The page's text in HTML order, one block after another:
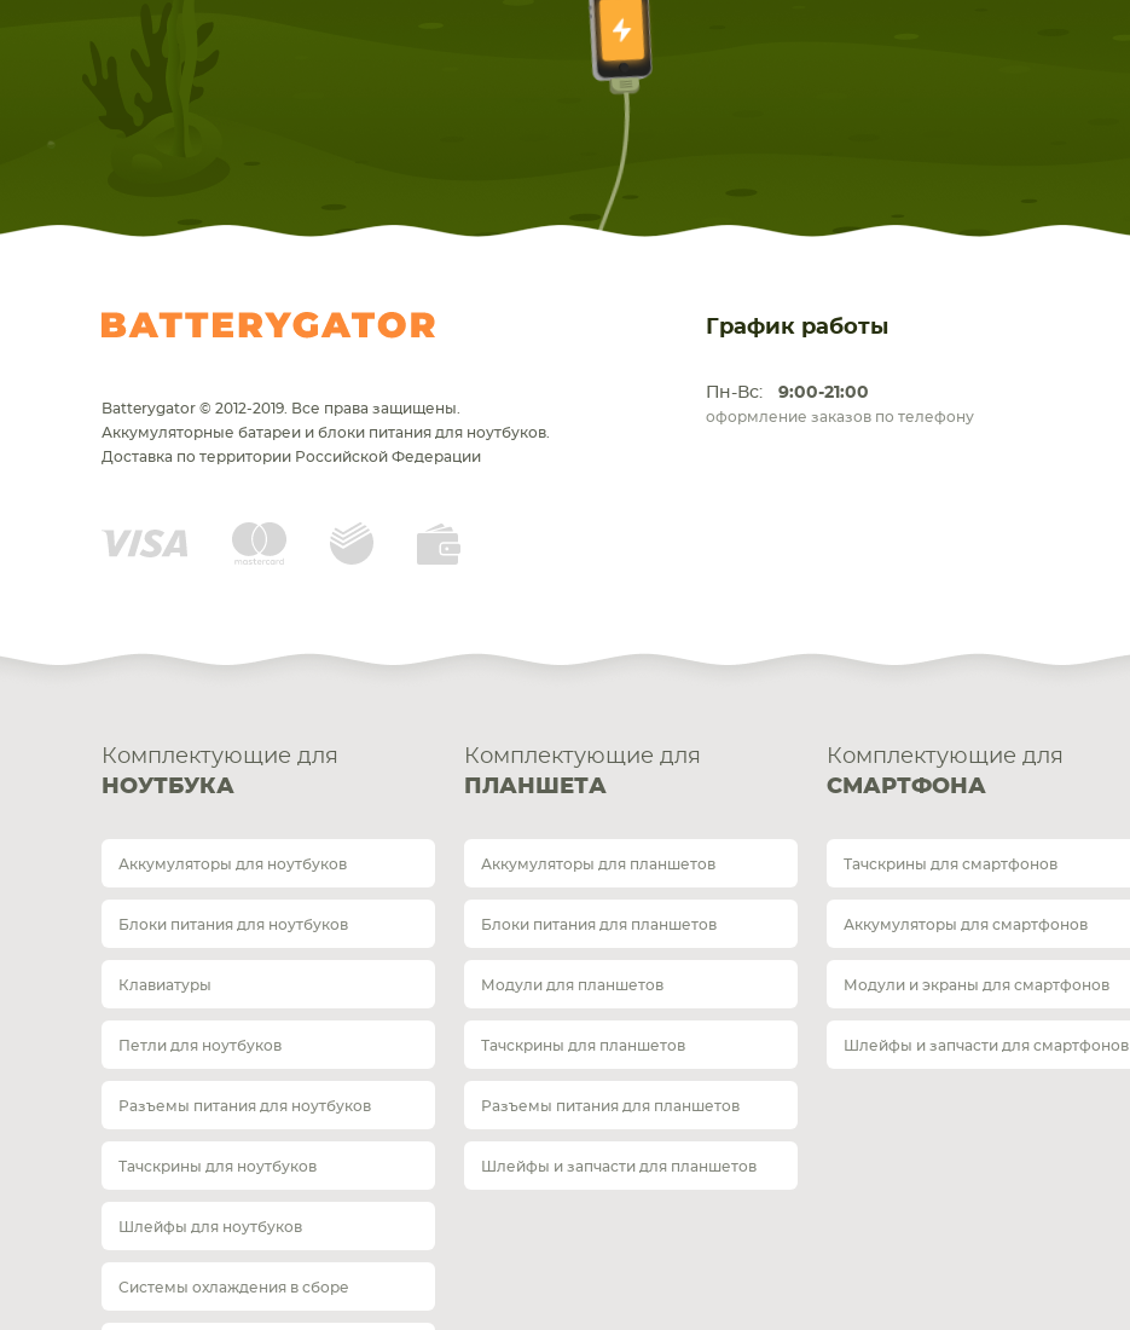
График работы
Пн-Вс: 9:00-21:00
оформление заказов по телефону
Batterygator © 2012-2019. Все права защищены.
Аккумуляторные батареи и блоки питания для ноутбуков.
Доставка по территории Российской Федерации
Комплектующие для
НОУТБУКА
Аккумуляторы для ноутбуков
Блоки питания для ноутбуков
Клавиатуры
Петли для ноутбуков
Разъемы питания для ноутбуков
Тачскрины для ноутбуков
Шлейфы для ноутбуков
Системы охлаждения в сборе
Комплектующие для
ПЛАНШЕТА
Аккумуляторы для планшетов
Блоки питания для планшетов
Модули для планшетов
Тачскрины для планшетов
Разъемы питания для планшетов
Шлейфы и запчасти для планшетов
Комплектующие для
СМАРТФОНА
Тачскрины для смартфонов
Аккумуляторы для смартфонов
Модули и экраны для смартфонов
Шлейфы и запчасти для смартфонов